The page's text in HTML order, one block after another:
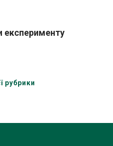
експерименту
рубрики